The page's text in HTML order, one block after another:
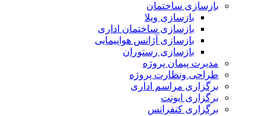
بازسازی ساختمان
بازسازی ویلا
بازسازی ساختمان اداری
بازسازی آژانس هواپیمایی
بازسازی رستوران
مدیرت پیمان پروژه
طراحی ونظارت پروژه
برگزاری مراسم اداری
برگزاری ایونت
برگزاری کنفرانس